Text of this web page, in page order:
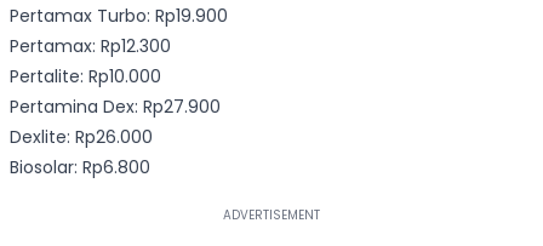
Pertamax Turbo: Rp19.900
Pertamax: Rp12.300
Pertalite: Rp10.000
Pertamina Dex: Rp27.900
Dexlite: Rp26.000
Biosolar: Rp6.800